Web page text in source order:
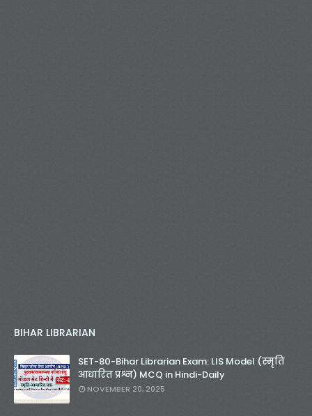
BIHAR LIBRARIAN
SET-80-Bihar Librarian Exam: LIS Model (स्मृति
आधारित प्रश्न) MCQ in Hindi-Daily
NOVEMBER 20, 2025